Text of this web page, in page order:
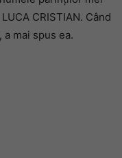
CRISTIAN. Când
a mai spus ea.